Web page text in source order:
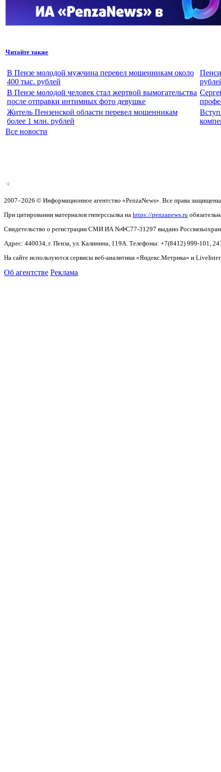
Читайте также
В Пензе молодой мужчина перевел мошенникам около
400 тыс. рублей
В Пензе молодой человек стал жертвой вымогательства
после отправки интимных фото девушке
Житель Пензенской области перевел мошенникам
более 1 млн. рублей
Все новости
2007–2026 © Информационное агентство «PenzaNews». Все права
При цитировании материалов гиперссылка на https://penzanews.ru
Свидетельство о регистрации СМИ ИА №ФС77-31297 выдано
Адрес: 440034, г. Пенза, ул. Калинина, 119А. Телефоны: +7(8412) 999-101,
На сайте используются сервисы веб-аналитики «Яндекс.Метрика» и
Об агентстве Реклама